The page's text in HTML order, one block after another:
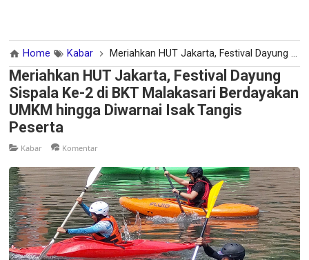
Home Kabar Meriahkan HUT Jakarta, Festival Dayung Sispala Ke-2 di BKT Malakasari Berdayakan UMKM hingga Diwarnai Isak Tangis Peserta
Meriahkan HUT Jakarta, Festival Dayung
Sispala Ke-2 di BKT Malakasari Berdayakan
UMKM hingga Diwarnai Isak Tangis
Peserta
Kabar Komentar